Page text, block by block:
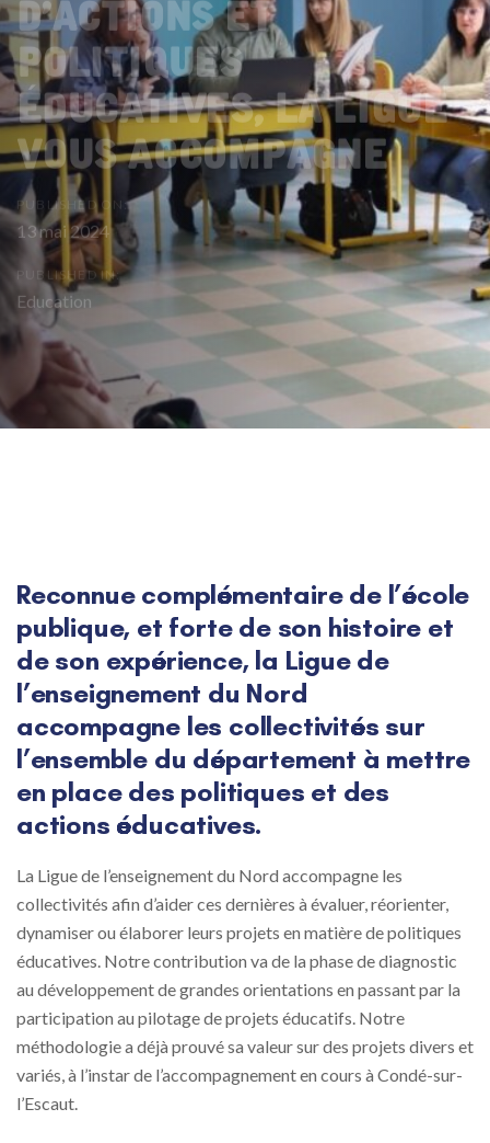
d’actions et
politiques
éducatives, la Ligue
vous accompagne
PUBLISHED ON:
13 mai 2024
PUBLISHED IN:
Education
Reconnue complémentaire de l’école
publique, et forte de son histoire et
de son expérience, la Ligue de
l’enseignement du Nord
accompagne les collectivités sur
l’ensemble du département à mettre
en place des politiques et des
actions éducatives.
La Ligue de l’enseignement du Nord accompagne les
collectivités afin d’aider ces dernières à évaluer, réorienter,
dynamiser ou élaborer leurs projets en matière de politiques
éducatives. Notre contribution va de la phase de diagnostic
au développement de grandes orientations en passant par la
participation au pilotage de projets éducatifs. Notre
méthodologie a déjà prouvé sa valeur sur des projets divers et
variés, à l’instar de l’accompagnement en cours à Condé-sur-
l’Escaut.